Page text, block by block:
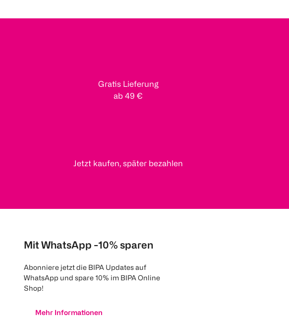
Gratis Lieferung
ab 49 €
Jetzt kaufen, später bezahlen
Mit WhatsApp -10% sparen
Abonniere jetzt die BIPA Updates auf
WhatsApp und spare 10% im BIPA Online
Shop!
Mehr Informationen